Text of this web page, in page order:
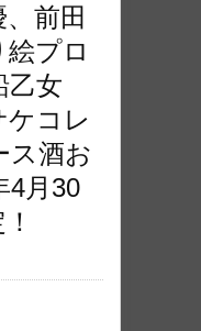
前田
プロ
乙女
ケコレ
ス酒お
4月30